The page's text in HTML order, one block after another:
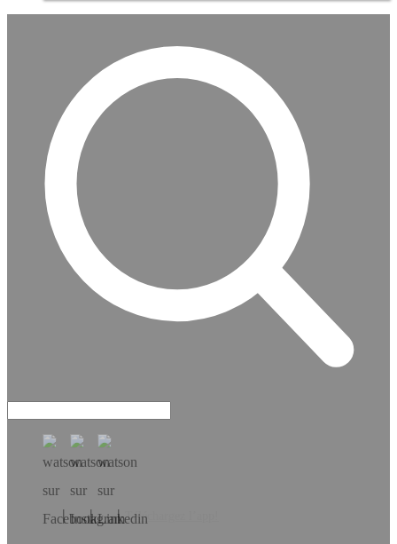
Téléchargez l’app!